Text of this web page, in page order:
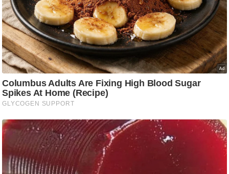
स
मी
क्षा
B
r
e
a
k
n
N
e